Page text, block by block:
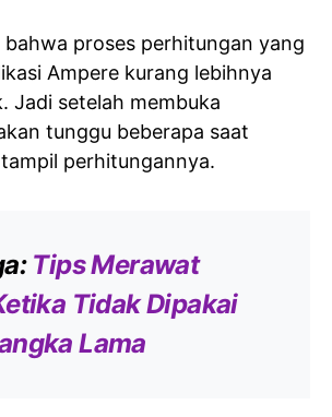
bahwa proses perhitungan yang
Ampere kurang lebihnya
Jadi setelah membuka
tunggu beberapa saat
perhitungannya.
Tips Merawat
Tidak Dipakai
Lama